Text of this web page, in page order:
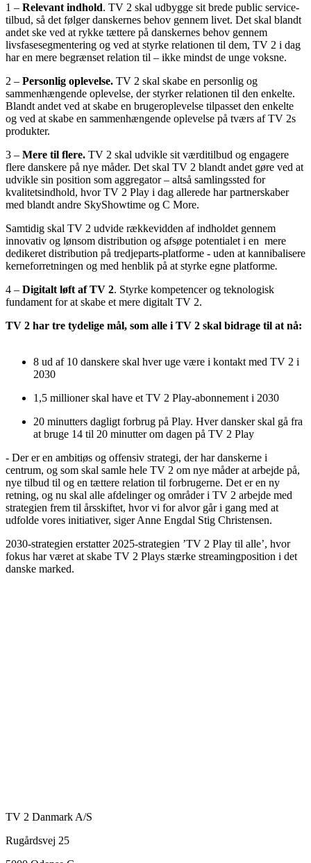
1 – Relevant indhold. TV 2 skal udbygge sit brede public service-
tilbud, så det følger danskernes behov gennem livet. Det skal blandt
andet ske ved at rykke tættere på danskernes behov gennem
livsfasesegmentering og ved at styrke relationen til dem, TV 2 i dag
har en mere begrænset relation til – ikke mindst de unge voksne.
2 – Personlig oplevelse. TV 2 skal skabe en personlig og
sammenhængende oplevelse, der styrker relationen til den enkelte.
Blandt andet ved at skabe en brugeroplevelse tilpasset den enkelte
og ved at skabe en sammenhængende oplevelse på tværs af TV 2s
produkter.
3 – Mere til flere. TV 2 skal udvikle sit værditilbud og engagere
flere danskere på nye måder. Det skal TV 2 blandt andet gøre ved at
udvikle sin position som aggregator – altså samlingssted for
kvalitetsindhold, hvor TV 2 Play i dag allerede har partnerskaber
med blandt andre SkyShowtime og C More.
Samtidig skal TV 2 udvide rækkevidden af indholdet gennem
innovativ og lønsom distribution og afsøge potentialet i en ​ mere
dedikeret distribution på tredjeparts-platforme - uden at kannibalisere
kerneforretningen og med henblik på at styrke egne platforme.
4 – Digitalt løft af TV 2. Styrke kompetencer og teknologisk
fundament for at skabe et mere digitalt TV 2.
TV 2 har tre tydelige mål, som alle i TV 2 skal bidrage til at nå: ​
8 ud af 10 danskere skal hver uge være i kontakt med TV 2 i
2030
1,5 millioner skal have et TV 2 Play-abonnement i 2030
20 minutters dagligt forbrug på Play. Hver dansker skal gå fra
at bruge 14 til 20 minutter om dagen på TV 2 Play
- Der er en ambitiøs og offensiv strategi, der har danskerne i
centrum, og som skal samle hele TV 2 om nye måder at arbejde på,
nye tilbud til og en tættere relation til forbrugerne. Det er en ny
retning, og nu skal alle afdelinger og områder i TV 2 arbejde med
strategien frem til årsskiftet, hvor vi for alvor går i gang med at
udfolde vores initiativer, siger Anne Engdal Stig Christensen.
2030-strategien erstatter 2025-strategien ’TV 2 Play til alle’, hvor
fokus har været at skabe TV 2 Plays stærke streamingposition i det
danske marked.
TV 2 Danmark A/S
Rugårdsvej 25